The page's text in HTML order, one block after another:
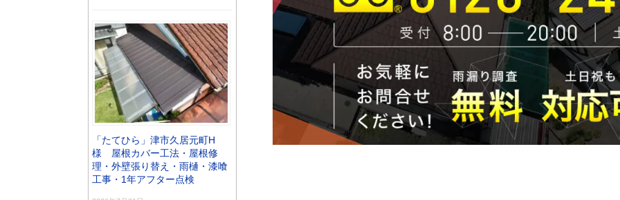
「たてひら」津市久居元町H
様 屋根カバー工法・屋根修
理・外壁張り替え・雨樋・漆喰
工事・1年アフター点検